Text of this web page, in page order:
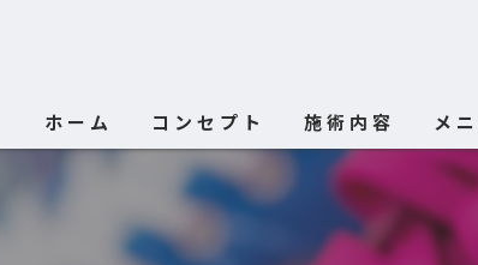
ホーム コンセプト 施術内容 メ